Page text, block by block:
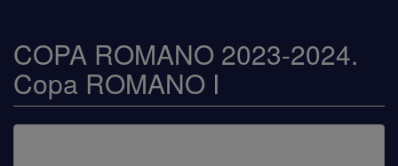
COPA ROMANO 2023-2024.
Copa ROMANO I